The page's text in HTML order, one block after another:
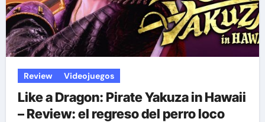
Review Videojuegos
Like a Dragon: Pirate Yakuza in Hawaii
– Review: el regreso del perro loco